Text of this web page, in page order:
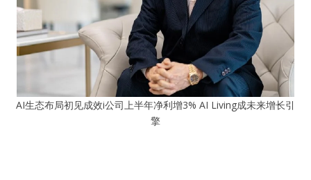
AI生态布局初见成效i公司上半年净利增3% AI Living成未来增长引
擎